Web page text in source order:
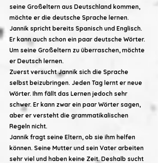
seine Großeltern aus Deutschland kommen,
möchte er die deutsche Sprache lernen.
Jannik spricht bereits Spanisch und Englisch.
Er kann auch schon ein paar deutsche Wörter.
Um seine Großeltern zu überraschen, möchte
er Deutsch lernen.
Zuerst versucht Jannik sich die Sprache
selbst beizubringen. Jeden Tag lernt er neue
Wörter. Ihm fällt das Lernen jedoch sehr
schwer. Er kann zwar ein paar Wörter sagen,
aber er versteht die grammatikalischen
Regeln nicht.
Jannik fragt seine Eltern, ob sie ihm helfen
können. Seine Mutter und sein Vater arbeiten
sehr viel und haben keine Zeit. Deshalb sucht